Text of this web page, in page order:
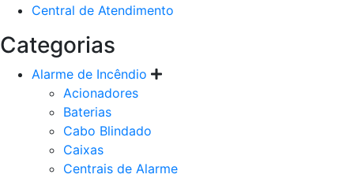
Central de Atendimento
Categorias
Alarme de Incêndio
Acionadores
Baterias
Cabo Blindado
Caixas
Centrais de Alarme